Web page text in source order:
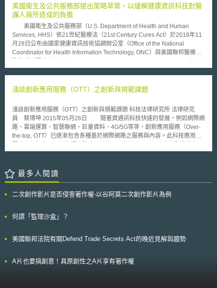
妝品奈米化的速度很快，許多製造商推出的新保養品均號稱含有奈米微粒，
可深入肌膚，達到防皺、除皺功效。但是，英國皇家學會和美國食品藥物管
理局（ FDA ）相繼表示，醫學界對奈米微粒與肌膚相互作用的知識還相當
貧乏，除了深入肌膚的功效有待驗證外，更要注意這些奈米微粒是否會對血
液產生長期的影響。 奈米科技是否會步上基因改造食品的後塵，成為
消費者對新科技存疑之另一項技術，值得注意。奈米科技在風險未被證實
前，業者腳步走太快，而政府完全放手不管，一旦出現意外事故，就可能把
這項新科技給毀了。故要求主管機關要有所作為呼聲已經陸續出現，繼英國
機制，要求 FDA 加強對奈米級產品之管理。
否透過訂立專法因應深度偽造，例如紐約州眾議院議員提出法案禁止特定能
取代個人臉部數位技術之應用，美國國會亦有相關審議中草案。然而，縱有
法律規範，政府仍無法輕易的辨識影片製造者，且相關立法可能抑制該技術
於正當目的上之應用，並導致言論自由之侵害，故未來英國制定相關制度之
制定將審慎為之。 二. 偵測 媒體鑑識方法於刑事鑑識領域已實行多年，其也
可以運用於辨識深度偽造。媒體鑑識方法之一為檢查個體是否有物理上不一
致之現象，以認定特定證物是否經竄改，包括拍攝過程中被拍攝對象是否眨
方法是否可辨識深度偽造仍有疑義，惟相關單位已經著手發展相關技術。
大眾對於深度偽造之意識，例如Buzzfeed於去年即點出5個方法以辨認有問
與深度偽造之辨識，然而報告指出其成效仍有待觀察。
美國衛生及公共服務部提出策略草案，以緩解健康資訊科技對醫
護人員所造成的負擔
美國衛生及公共服務部（U.S. Department of Health and Human
Services, HHS）依21世紀醫療法（21st Century Cures Act）於2018年11
月28日公布由國家健康資訊技術協調辦公室（Office of the National
Coordinator for Health Information Technology, ONC）與美國聯邦醫療保
同起草的「減輕使用健康資訊科技及電子健康紀錄所造成的管制與行政負擔
Relating to the Use of Health IT and EHRs）」草案，以緩解健康資訊科技
技的進步促進許多產業的發展，卻在醫療產業造成應用上的問題，如臨床醫
師會花費更多的時間、人力成本於登載電子健康紀錄，而壓縮與患者溝通的
時間。為改善這些問題，此草案針對臨床紀錄建檔（Clinical
Documentation）、健康資訊科技的可用性與使用者經驗（Health IT
Usability and the User Experience）、電子健康紀錄報告（EHR
照護機構（health care organizations）為達到報告規範標準而耗費的人力
時間成本、及促進電子健康紀錄在使用上的功能性與直覺性（functionality
and intuitiveness），以期能促進醫病溝通，並進一步完善健康照護環境。
淺談創新應用服務（OTT）之創新與規範課題
淺談創新應用服務（OTT）之創新與規範課題 科技法律研究所 法律研究
員 蔡博坤 2015年05月26日 隨著資通訊科技快速的發展，例如網際網
路、雲端運算、智慧聯網、巨量資料、4G/5G等等，創新應用服務（Over-
the-top, OTT）已逐漸包含各種基於網際網路之服務與內容。此科技應用的
均為所欲介紹的核心，本文係以美國作為觀察之對象，希冀對於我國未來在
觀察 在美國，聯邦通訊委員會（Federal Communication
Commission, FCC）係美國境內主管電信與通訊領域聯邦層級的主管機
管制為原則，也因此一些OTT TV或VoIP之商業模式，近年來無論係在美國
與時俱進持續透過公眾諮詢，尋求是否有調整相關定義，抑或擴張規範管制
訊法（Communications Act of 1934）下之相關規範，以反映目前透過網際
Distributor（MVPD）一詞定義。 貳、關鍵之法制課題 由於FCC在創新
最多人閱讀
二次創作影片是否侵害著作權-以谷阿莫二次創作影片為例
何謂「監理沙盒」？
美國聯邦法院有關Defend Trade Secrets Act的晚近見解與趨勢
A片也要搞創意！具原創性之A片享有著作權